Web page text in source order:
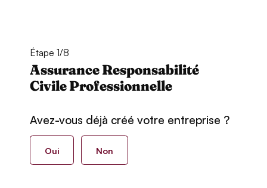
Étape 1/8
Assurance Responsabilité
Civile Professionnelle
Avez-vous déjà créé votre entreprise ?
Oui Non